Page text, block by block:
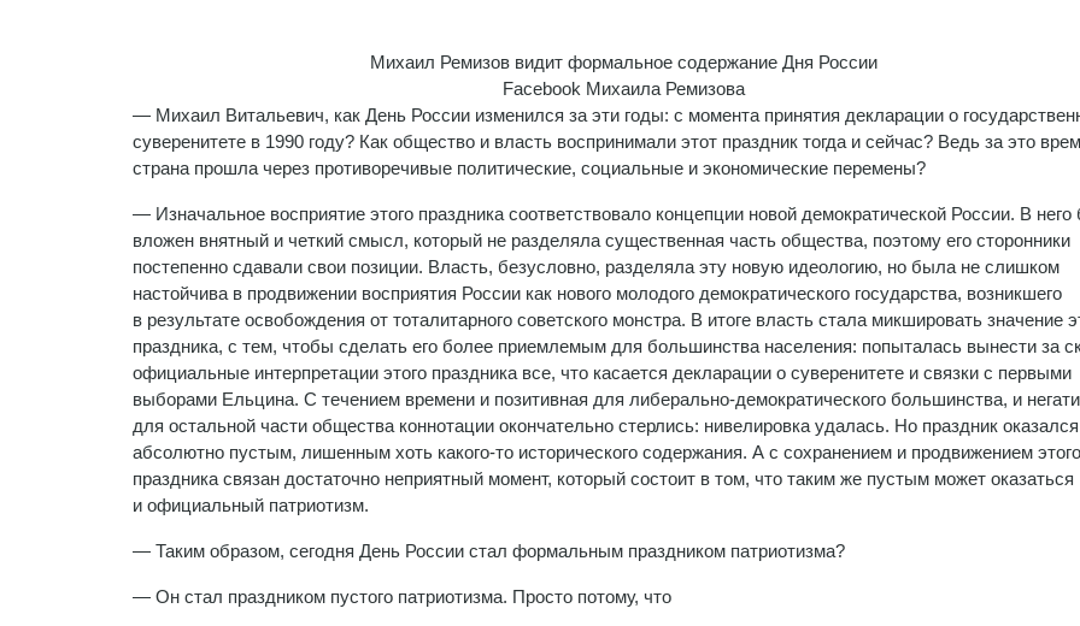
Михаил Ремизов видит формальное содержание Дня России
Facebook Михаила Ремизова
— Михаил Витальевич, как День России изменился за эти годы: с момента принятия декларации о
суверенитете в 1990 году? Как общество и власть воспринимали этот праздник тогда и сейчас? Ведь за это
страна прошла через противоречивые политические, социальные и экономические перемены?
— Изначальное восприятие этого праздника соответствовало концепции новой демократической России. В
вложен внятный и четкий смысл, который не разделяла существенная часть общества, поэтому его сторонники
постепенно сдавали свои позиции. Власть, безусловно, разделяла эту новую идеологию, но была не слишком
настойчива в продвижении восприятия России как нового молодого демократического государства, возникшего
в результате освобождения от тоталитарного советского монстра. В итоге власть стала микшировать значение
праздника, с тем, чтобы сделать его более приемлемым для большинства населения: попыталась вынести за
официальные интерпретации этого праздника все, что касается декларации о суверенитете и связки с первыми
выборами Ельцина. С течением времени и позитивная для либерально-демократического большинства, и
для остальной части общества коннотации окончательно стерлись: нивелировка удалась. Но праздник оказался
абсолютно пустым, лишенным хоть какого-то исторического содержания. А с сохранением и продвижением этого
праздника связан достаточно неприятный момент, который состоит в том, что таким же пустым может оказаться
и официальный патриотизм.
— Таким образом, сегодня День России стал формальным праздником патриотизма?
— Он стал праздником пустого патриотизма. Просто потому, что